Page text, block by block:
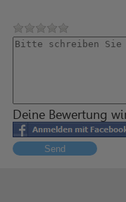
Deine Bewertung
Send